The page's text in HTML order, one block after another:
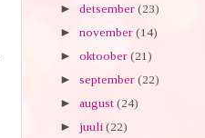
► detsember (23)
► november (14)
► oktoober (21)
► september (22)
► august (24)
► juuli (22)